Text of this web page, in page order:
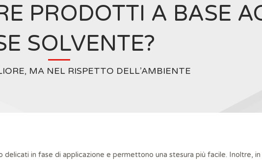
PRODOTTI A BASE
SOLVENTE?
MA NEL RISPETTO DELL’AMBIENTE
in fase di applicazione e permettono una stesura più facile. Inoltre, in